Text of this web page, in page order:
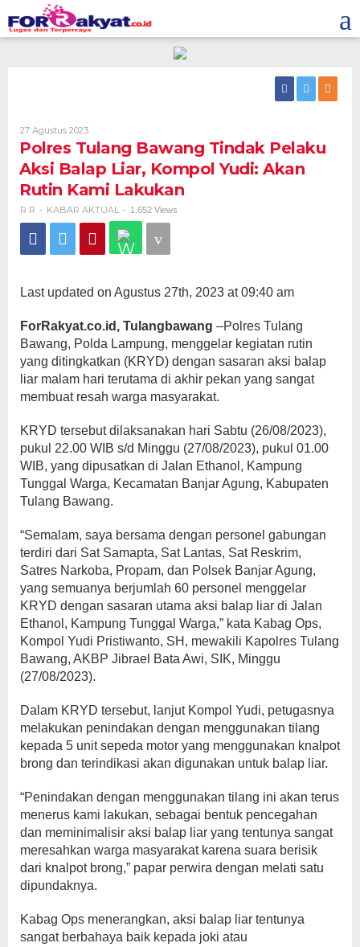
to
content
27 Agustus 2023Oleh
R
Polres Tulang Bawang Tindak Pelaku
Aksi Balap Liar, Kompol Yudi: Akan
Rutin Kami Lakukan
R R - KABAR AKTUAL - 1.652 Views
Last updated on Agustus 27th, 2023 at 09:40 am
ForRakyat.co.id, Tulangbawang –Polres Tulang
Bawang, Polda Lampung, menggelar kegiatan rutin
yang ditingkatkan (KRYD) dengan sasaran aksi balap
liar malam hari terutama di akhir pekan yang sangat
membuat resah warga masyarakat.
KRYD tersebut dilaksanakan hari Sabtu (26/08/2023),
pukul 22.00 WIB s/d Minggu (27/08/2023), pukul 01.00
WIB, yang dipusatkan di Jalan Ethanol, Kampung
Tunggal Warga, Kecamatan Banjar Agung, Kabupaten
Tulang Bawang.
“Semalam, saya bersama dengan personel gabungan
terdiri dari Sat Samapta, Sat Lantas, Sat Reskrim,
Satres Narkoba, Propam, dan Polsek Banjar Agung,
yang semuanya berjumlah 60 personel menggelar
KRYD dengan sasaran utama aksi balap liar di Jalan
Ethanol, Kampung Tunggal Warga,” kata Kabag Ops,
Kompol Yudi Pristiwanto, SH, mewakili Kapolres Tulang
Bawang, AKBP Jibrael Bata Awi, SIK, Minggu
(27/08/2023).
Dalam KRYD tersebut, lanjut Kompol Yudi, petugasnya
melakukan penindakan dengan menggunakan tilang
kepada 5 unit sepeda motor yang menggunakan knalpot
brong dan terindikasi akan digunakan untuk balap liar.
“Penindakan dengan menggunakan tilang ini akan terus
menerus kami lakukan, sebagai bentuk pencegahan
dan meminimalisir aksi balap liar yang tentunya sangat
meresahkan warga masyarakat karena suara berisik
dari knalpot brong,” papar perwira dengan melati satu
dipundaknya.
Kabag Ops menerangkan, aksi balap liar tentunya
sangat berbahaya baik kepada joki atau